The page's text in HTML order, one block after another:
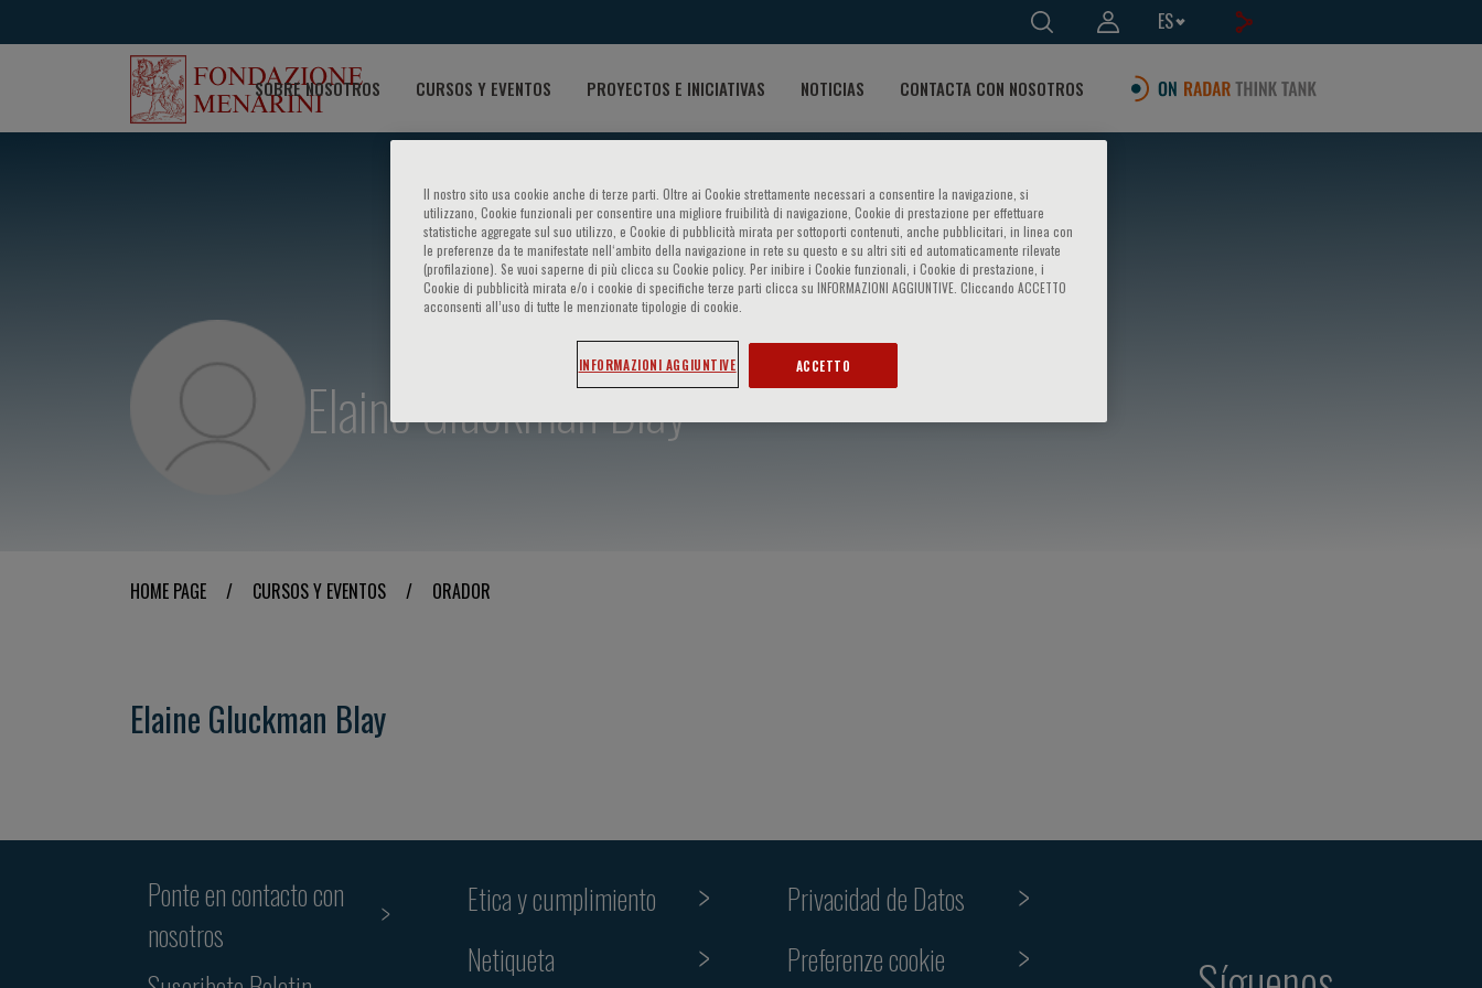
ES
SOBRE NOSOTROS CURSOS Y EVENTOS PROYECTOS E INICIATIVAS NOTICIAS CONTACTA CON NOSOTROS
Elaine Gluckman Blay
HOME PAGE / CURSOS Y EVENTOS / ORADOR
Elaine Gluckman Blay
Ponte en contacto con
nosotros
Etica y cumplimiento
Netiqueta
Privacidad de Datos
Preferenze cookie
Il nostro sito usa cookie anche di terze parti. Oltre ai Cookie strettamente necessari a consentire la navigazione, si
utilizzano, Cookie funzionali per consentire una migliore fruibilità di navigazione, Cookie di prestazione per effettuare
statistiche aggregate sul suo utilizzo, e Cookie di pubblicità mirata per sottoporti contenuti, anche pubblicitari, in linea con
le preferenze da te manifestate nell‘ambito della navigazione in rete su questo e su altri siti ed automaticamente rilevate
(profilazione). Se vuoi saperne di più clicca su Cookie policy. Per inibire i Cookie funzionali, i Cookie di prestazione, i
Cookie di pubblicità mirata e/o i cookie di specifiche terze parti clicca su INFORMAZIONI AGGIUNTIVE. Cliccando ACCETTO
acconsenti all’uso di tutte le menzionate tipologie di cookie.
INFORMAZIONI AGGIUNTIVE ACCETTO